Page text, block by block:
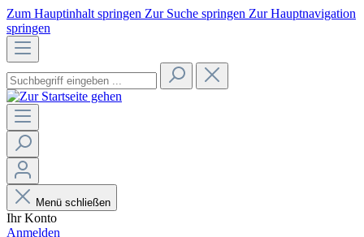
Zum Hauptinhalt springen Zur Suche springen Zur Hauptnavigation
springen
Menü schließen
Ihr Konto
Anmelden